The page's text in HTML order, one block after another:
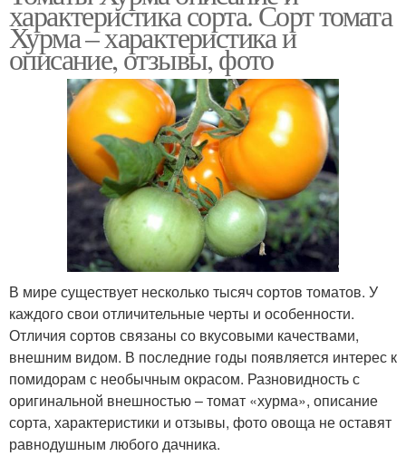
характеристика сорта. Сорт томата
Хурма – характеристика и
описание, отзывы, фото
В мире существует несколько тысяч сортов томатов. У
каждого свои отличительные черты и особенности.
Отличия сортов связаны со вкусовыми качествами,
внешним видом. В последние годы появляется интерес к
помидорам с необычным окрасом. Разновидность с
оригинальной внешностью – томат «хурма», описание
сорта, характеристики и отзывы, фото овоща не оставят
равнодушным любого дачника.